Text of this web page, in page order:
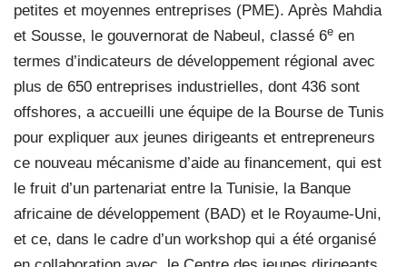
petites et moyennes entreprises (PME). Après Mahdia
et Sousse, le gouvernorat de Nabeul, classé 6e en
termes d’indicateurs de développement régional avec
plus de 650 entreprises industrielles, dont 436 sont
offshores, a accueilli une équipe de la Bourse de Tunis
pour expliquer aux jeunes dirigeants et entrepreneurs
ce nouveau mécanisme d’aide au financement, qui est
le fruit d’un partenariat entre la Tunisie, la Banque
africaine de développement (BAD) et le Royaume-Uni,
et ce, dans le cadre d’un workshop qui a été organisé